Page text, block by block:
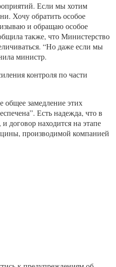
Если мы хотим
Хочу обратить особое
и обращаю особое
также, что Министерство
“Но даже если мы
министр.
контроля по части
замедление этих
Есть надежда, что в
договор находится на этапе
производимой компанией